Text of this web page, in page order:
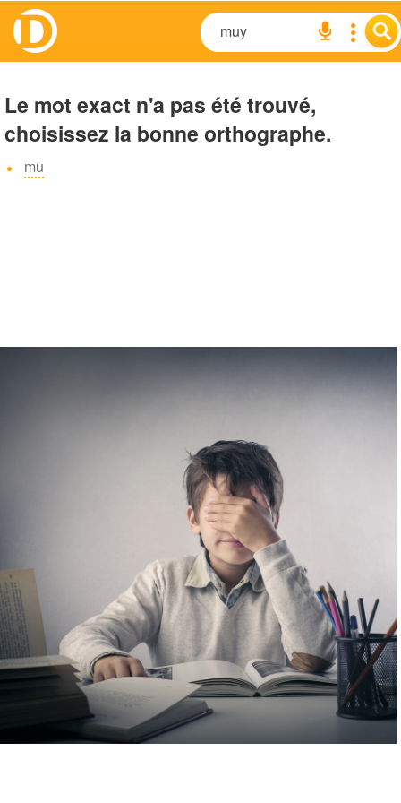
Le mot exact n'a pas été trouvé,
choisissez la bonne orthographe.
mu